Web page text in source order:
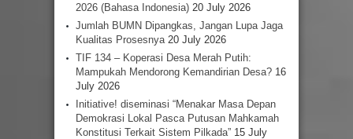
2026 (Bahasa Indonesia) 20 July 2026
Jumlah BUMN Dipangkas, Jangan Lupa Jaga
Kualitas Prosesnya 20 July 2026
TIF 134 – Koperasi Desa Merah Putih:
Mampukah Mendorong Kemandirian Desa? 16
July 2026
Initiative! diseminasi “Menakar Masa Depan
Demokrasi Lokal Pasca Putusan Mahkamah
Konstitusi Terkait Sistem Pilkada” 15 July